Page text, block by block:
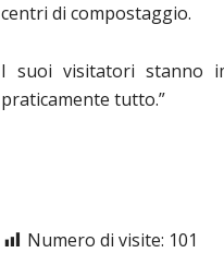
centri di compostaggio.
I suoi visitatori stanno
praticamente tutto.”
Numero di visite: 101